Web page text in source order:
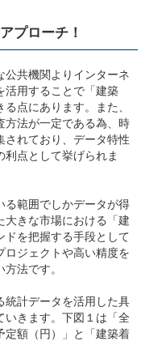
プローチ！
公共機関よりインターネ
活用することで「建築
点にあります。また、
方法が一定である為、時
されており、データ特性
点として挙げられま
る範囲でしかデータが得
大きな市場における「建
ドを把握する手段として
ロジェクトや高い精度を
法です。
統計データを活用した具
いきます。下図１は「全
定額（円）」と「建築着